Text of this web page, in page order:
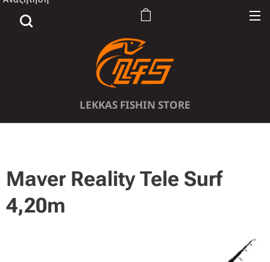
LEKKAS FISHIN STORE
Maver Reality Tele Surf
4,20m